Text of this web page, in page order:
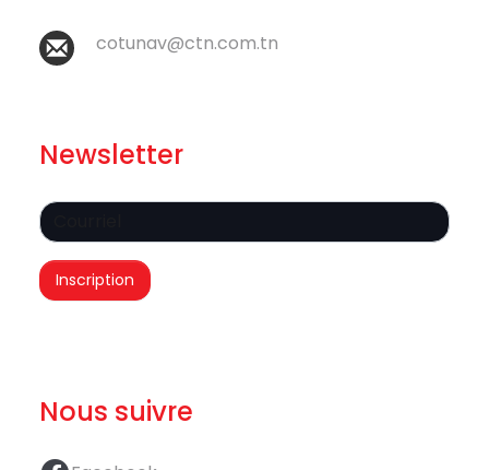
cotunav@ctn.com.tn
Newsletter
Nous suivre